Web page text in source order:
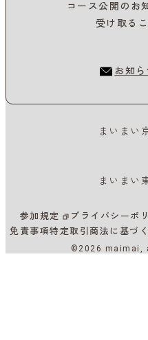
コース公開のお
受け取る
お知
まいまい
まいまい
参加規定
プライバシーポ
免責事項特定取引商法に基づ
©2026 maimai,